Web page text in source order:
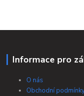
Informace pro
O nás
Obchodní